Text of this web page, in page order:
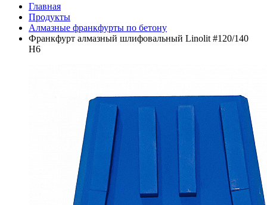
Главная
Продукты
Алмазные франкфурты по бетону
Франкфурт алмазный шлифовальный Linolit #120/140
H6